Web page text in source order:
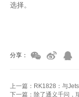
选择。
分享：